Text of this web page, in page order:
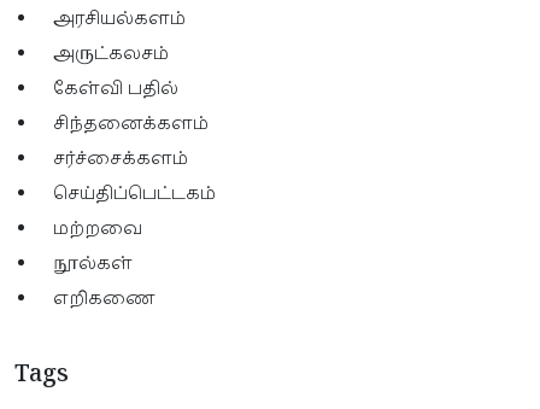
அரசியல்களம்
அருட்கலசம்
கேள்வி பதில்
சிந்தனைக்களம்
சர்ச்சைக்களம்
செய்திப்பெட்டகம்
மற்றவை
நூல்கள்
எறிகணை
Tags